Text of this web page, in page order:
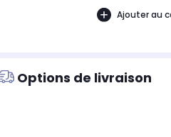
Ajouter au
Options de livraison